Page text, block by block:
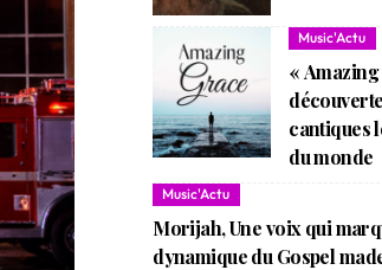
Music'Actu
«
cantiques
du monde
Music'Actu
Morijah, Une voix qui
dynamique du Gospel